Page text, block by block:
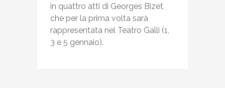
in quattro atti di Georges Bizet,
che per la prima volta sarà
rappresentata nel Teatro Galli (1,
3 e 5 gennaio).